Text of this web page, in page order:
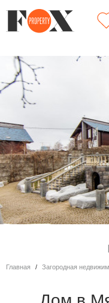
Главная Загородная